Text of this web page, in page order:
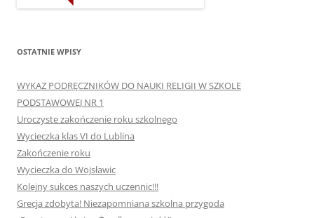
OSTATNIE WPISY
WYKAZ PODRĘCZNIKÓW DO NAUKI RELIGII W SZKOLE
PODSTAWOWEJ NR 1
Uroczyste zakończenie roku szkolnego
Wycieczka klas VI do Lublina
Zakończenie roku
Wycieczka do Wojsławic
Kolejny sukces naszych uczennic!!!
Grecja zdobyta! Niezapomniana szkolna przygoda